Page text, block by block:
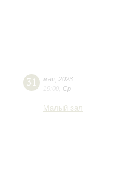
31 мая 2023
19:00 Ср
Малый зал